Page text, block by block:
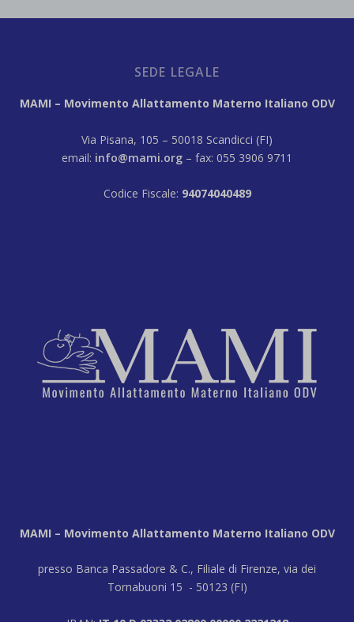
SEDE LEGALE
MAMI – Movimento Allattamento Materno Italiano ODV
Via Pisana, 105 – 50018 Scandicci (FI)
email: info@mami.org – fax: 055 3906 9711
Codice Fiscale: 94074040489
MAMI – Movimento Allattamento Materno Italiano ODV
presso Banca Passadore & C., Filiale di Firenze, via dei
Tornabuoni 15 - 50123 (FI)